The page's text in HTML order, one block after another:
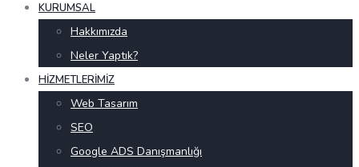
KURUMSAL
Hakkımızda
Neler Yaptık?
HIZMETLERIMIZ
Web Tasarım
SEO
Google ADS Danışmanlığı